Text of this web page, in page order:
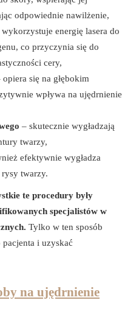
odpowiednie nawilżenie,
wykorzystuje energię lasera do
co przyczynia się do
cery,
opiera się na głębokim
wpływa na ujędrnienie
– skutecznie wygładzają
twarzy,
efektywnie wygładza
twarzy.
te procedury były
specjalistów w
Tylko w ten sposób
pacjenta i uzyskać
na ujędrnienie